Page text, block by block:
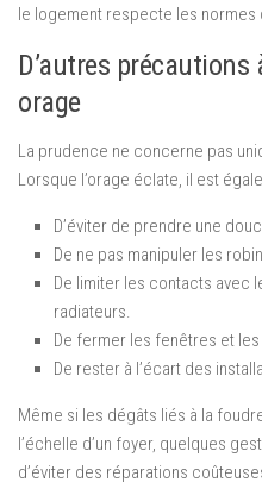
le logement respecte les normes
D’autres
orage
La prudence ne concerne pas
Lorsque l’orage éclate, il est
D’éviter de prendre une
De ne pas manipuler les
De limiter les contacts avec
radiateurs.
De fermer les fenêtres et
De rester à l’écart des
Même si les dégâts liés à la
l’échelle d’un foyer, quelques
d’éviter des réparations